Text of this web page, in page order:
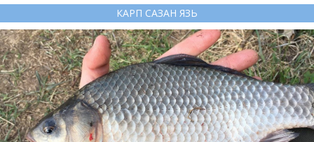
КАРП САЗАН ЯЗЬ